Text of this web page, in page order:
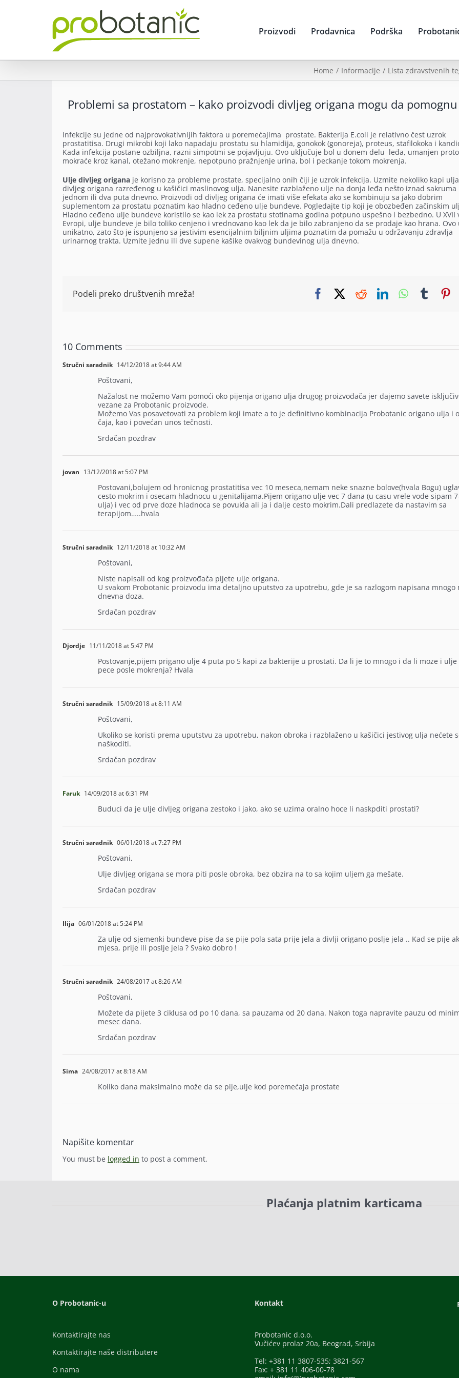
Proizvodi Prodavnica Podrška
Home Informacije Lista zdravstvenih
Problemi sa prostatom – kako proizvodi divljeg origana mogu da pomognu
Infekcije su jedne od najprovokativnijih faktora u poremećajima prostate. Bakterija E.coli je relativno čest uzrok
prostatitisa. Drugi mikrobi koji lako napadaju prostatu su hlamidija, gonokok (gonoreja), proteus, stafilokoka i
Kada infekcija postane ozbiljna, razni simpotmi se pojavljuju. Ovo uključuje bol u donem delu leđa, umanjen
mokraće kroz kanal, otežano mokrenje, nepotpuno pražnjenje urina, bol i peckanje tokom mokrenja.
Ulje divljeg origana je korisno za probleme prostate, specijalno onih čiji je uzrok infekcija. Uzmite nekoliko kapi ulja
divljeg origana razređenog u kašičici maslinovog ulja. Nanesite razblaženo ulje na donja leđa nešto iznad sakruma
jednom ili dva puta dnevno. Proizvodi od divljeg origana će imati više efekata ako se kombinuju sa jako dobrim
suplementom za prostatu poznatim kao hladno ceđeno ulje bundeve. Pogledajte tip koji je obozbeđen začinskim
Hladno ceđeno ulje bundeve koristilo se kao lek za prostatu stotinama godina potpuno uspešno i bezbedno. U XVII
Evropi, ulje bundeve je bilo toliko cenjeno i vrednovano kao lek da je bilo zabranjeno da se prodaje kao hrana. Ovo
unikatno, zato što je ispunjeno sa jestivim esencijalnim biljnim uljima poznatim da pomažu u održavanju zdravlja
urinarnog trakta. Uzmite jednu ili dve supene kašike ovakvog bundevinog ulja dnevno.
Podeli preko društvenih mreža! FacebookRedditLinkedInWhatsApp
10 Comments
Stručni saradnik 14/12/2018 at 9:44 AM
Poštovani,
Nažalost ne možemo Vam pomoći oko pijenja origano ulja drugog proizvođača jer dajemo savete
vezane za Probotanic proizvode.
Možemo Vas posavetovati za problem koji imate a to je definitivno kombinacija Probotanic origano ulja i
čaja, kao i povećan unos tečnosti.
Srdačan pozdrav
jovan 13/12/2018 at 5:07 PM
Postovani,bolujem od hronicnog prostatitisa vec 10 meseca,nemam neke snazne bolove(hvala Bogu)
cesto mokrim i osecam hladnocu u genitalijama.Pijem origano ulje vec 7 dana (u casu vrele vode sipam
ulja) i vec od prve doze hladnoca se povukla ali ja i dalje cesto mokrim.Dali predlazete da nastavim sa
terapijom…..hvala
Stručni saradnik 12/11/2018 at 10:32 AM
Poštovani,
Niste napisali od kog proizvođača pijete ulje origana.
U svakom Probotanic proizvodu ima detaljno uputstvo za upotrebu, gde je sa razlogom napisana mnogo
dnevna doza.
Srdačan pozdrav
Djordje 11/11/2018 at 5:47 PM
Postovanje,pijem prigano ulje 4 puta po 5 kapi za bakterije u prostati. Da li je to mnogo i da li moze i ulje
pece posle mokrenja? Hvala
Stručni saradnik 15/09/2018 at 8:11 AM
Poštovani,
Ukoliko se koristi prema uputstvu za upotrebu, nakon obroka i razblaženo u kašičici jestivog ulja nećete
naškoditi.
Srdačan pozdrav
Faruk 14/09/2018 at 6:31 PM
Buduci da je ulje divljeg origana zestoko i jako, ako se uzima oralno hoce li naskpditi prostati?
Stručni saradnik 06/01/2018 at 7:27 PM
Poštovani,
Ulje divljeg origana se mora piti posle obroka, bez obzira na to sa kojim uljem ga mešate.
Srdačan pozdrav
Ilija 06/01/2018 at 5:24 PM
Za ulje od sjemenki bundeve pise da se pije pola sata prije jela a divlji origano poslje jela .. Kad se pije
mjesa, prije ili poslje jela ? Svako dobro !
Stručni saradnik 24/08/2017 at 8:26 AM
Poštovani,
Možete da pijete 3 ciklusa od po 10 dana, sa pauzama od 20 dana. Nakon toga napravite pauzu od
mesec dana.
Srdačan pozdrav
Sima 24/08/2017 at 8:18 AM
Koliko dana maksimalno može da se pije,ulje kod poremećaja prostate
Napišite komentar
You must be logged in to post a comment.
Plaćanja platnim karticama
O Probotanic-u
Kontaktirajte nas
Kontaktirajte naše distributere
O nama
Kontakt
Probotanic d.o.o.
Vučićev prolaz 20a, Beograd, Srbija
Tel: +381 11 3807-535; 3821-567
Fax: + 381 11 406-00-78